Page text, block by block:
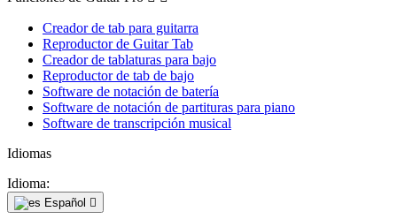
Creador de tab para guitarra
Reproductor de Guitar Tab
Creador de tablaturas para bajo
Reproductor de tab de bajo
Software de notación de batería
Software de notación de partituras para piano
Software de transcripción musical
Idiomas
Idioma:
Español 